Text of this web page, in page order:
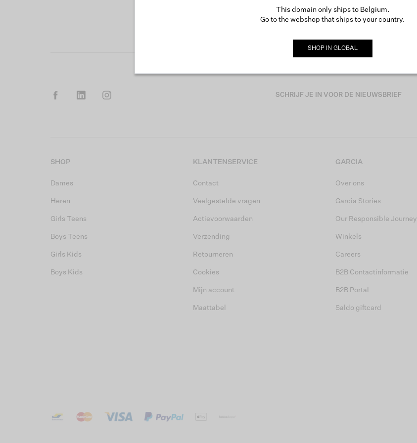
SCHRIJF JE IN VOOR DE NIEUWSBRIEF
SHOP
Dames
Heren
Girls Teens
Boys Teens
Girls Kids
Boys Kids
KLANTENSERVICE
Contact
Veelgestelde vragen
Actievoorwaarden
Verzending
Retourneren
Cookies
Mijn account
Maattabel
GARCIA
Over ons
Garcia Stories
Our Responsible Journey
Winkels
Careers
B2B Contactinformatie
B2B Portal
Saldo giftcard
This domain only ships to Belgium.
Go to the webshop that ships to your country.
SHOP IN GLOBAL